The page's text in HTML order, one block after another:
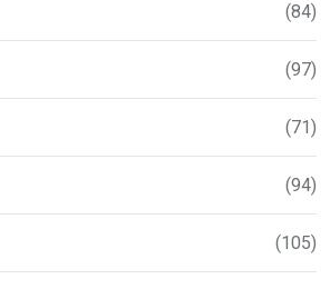
(84)
(97)
(71)
(94)
(105)